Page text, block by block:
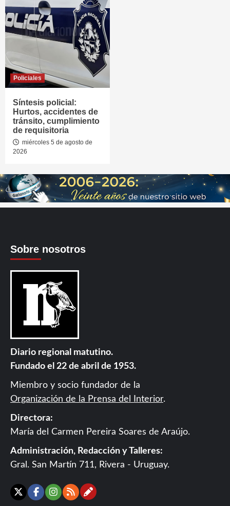
Policiales
Síntesis policial:
Hurtos, accidentes de
tránsito, cumplimiento
de requisitoria
miércoles 5 de agosto de
2026
Sobre nosotros
Diario regional matutino.
Fundado el 22 de abril de 1953.
Miembro y socio fundador de la
Organización de la Prensa del Interior.
Directora:
María del Carmen Pereira Soares de Araújo.
Administración, Redacción y Talleres:
Gral. San Martín 711, Rivera - Uruguay.
X Facebook
Instagram
RSSContáctanos